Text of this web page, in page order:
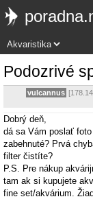
Podozrivé
vulcannus
Dobrý deň,
dá sa Vám poslať
zabehnuté? Prvá
filter čistíte?
P.S. Pre nákup
tam ak si kupujete
fine set/akvárium.